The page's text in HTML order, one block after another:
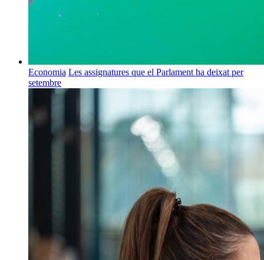
Economia Les assignatures que el Parlament ha deixat per
setembre